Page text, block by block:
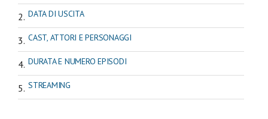
DATA DI USCITA
CAST, ATTORI E PERSONAGGI
DURATA E NUMERO EPISODI
STREAMING